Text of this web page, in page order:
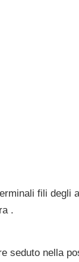
fili
.
seduto nella